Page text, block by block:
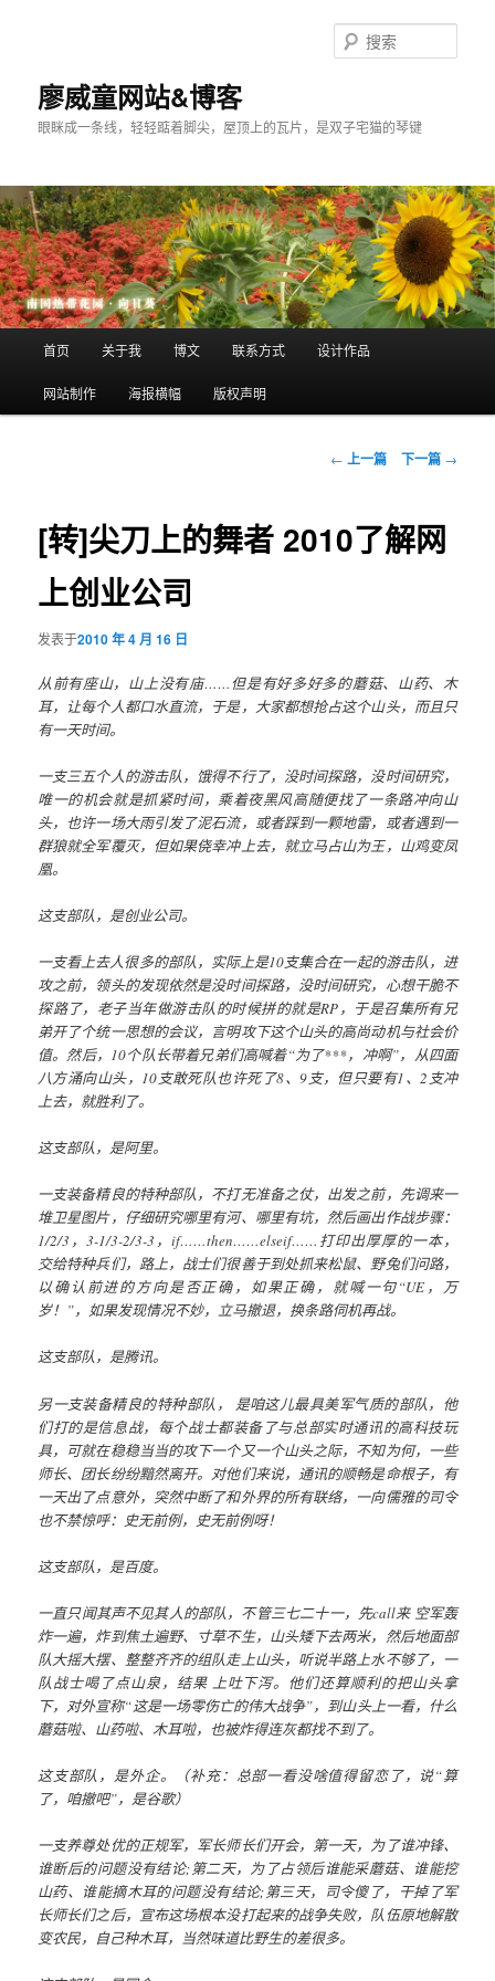
廖威童网站&博客
眼眯成一条线，轻轻踮着脚尖，屋顶上的瓦片，是双子宅猫的琴键
索
跳
至
容
区
域
首页 关于我 博文 联系方式 设计作品
网站制作 海报横幅 版权声明
文
航
← 上一篇 下一篇 →
[转]尖刀上的舞者 2010了解网
上创业公司
发表于2010 年 4 月 16 日
从前有座山，山上没有庙……但是有好多好多的蘑菇、山药、木
耳，让每个人都口水直流，于是，大家都想抢占这个山头，而且只
有一天时间。
一支三五个人的游击队，饿得不行了，没时间探路，没时间研究，
唯一的机会就是抓紧时间，乘着夜黑风高随便找了一条路冲向山
头，也许一场大雨引发了泥石流，或者踩到一颗地雷，或者遇到一
群狼就全军覆灭，但如果侥幸冲上去，就立马占山为王，山鸡变凤
凰。
这支部队，是创业公司。
一支看上去人很多的部队，实际上是10支集合在一起的游击队，进
攻之前，领头的发现依然是没时间探路，没时间研究，心想干脆不
探路了，老子当年做游击队的时候拼的就是RP，于是召集所有兄
弟开了个统一思想的会议，言明攻下这个山头的高尚动机与社会价
值。然后，10个队长带着兄弟们高喊着“为了***，冲啊”，从四面
八方涌向山头，10支敢死队也许死了8、9支，但只要有1、2支冲
上去，就胜利了。
这支部队，是阿里。
一支装备精良的特种部队，不打无准备之仗，出发之前，先调来一
堆卫星图片，仔细研究哪里有河、哪里有坑，然后画出作战步骤：
1/2/3，3-1/3-2/3-3，if……then……elseif……打印出厚厚的一本，
交给特种兵们，路上，战士们很善于到处抓来松鼠、野兔们问路，
以确认前进的方向是否正确，如果正确，就喊一句“UE，万
岁！”，如果发现情况不妙，立马撤退，换条路伺机再战。
这支部队，是腾讯。
另一支装备精良的特种部队， 是咱这儿最具美军气质的部队，他
们打的是信息战，每个战士都装备了与总部实时通讯的高科技玩
具，可就在稳稳当当的攻下一个又一个山头之际，不知为何，一些
师长、团长纷纷黯然离开。对他们来说，通讯的顺畅是命根子，有
一天出了点意外，突然中断了和外界的所有联络，一向儒雅的司令
也不禁惊呼：史无前例，史无前例呀！
这支部队，是百度。
一直只闻其声不见其人的部队，不管三七二十一，先call来 空军轰
炸一遍，炸到焦土遍野、寸草不生，山头矮下去两米，然后地面部
队大摇大摆、整整齐齐的组队走上山头，听说半路上水不够了，一
队战士喝了点山泉，结果 上吐下泻。他们还算顺利的把山头拿
下，对外宣称“这是一场零伤亡的伟大战争”，到山头上一看，什么
蘑菇啦、山药啦、木耳啦，也被炸得连灰都找不到了。
这支部队，是外企。（补充：总部一看没啥值得留恋了，说“算
了，咱撤吧”，是谷歌）
一支养尊处优的正规军，军长师长们开会，第一天，为了谁冲锋、
谁断后的问题没有结论;第二天，为了占领后谁能采蘑菇、谁能挖
山药、谁能摘木耳的问题没有结论;第三天，司令傻了，干掉了军
长师长们之后，宣布这场根本没打起来的战争失败，队伍原地解散
变农民，自己种木耳，当然味道比野生的差很多。